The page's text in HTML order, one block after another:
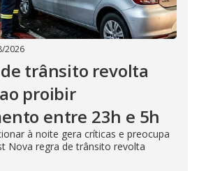
2026
trânsito revolta
proibir
entre 23h e 5h
à noite gera críticas e preocupa
Nova regra de trânsito revolta